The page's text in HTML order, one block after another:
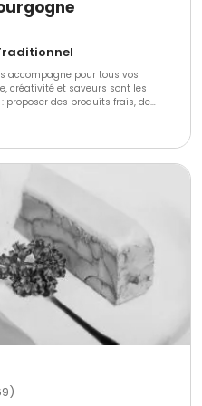
accompagne pour tous vos
créativité et saveurs sont les
proposer des produits frais, de